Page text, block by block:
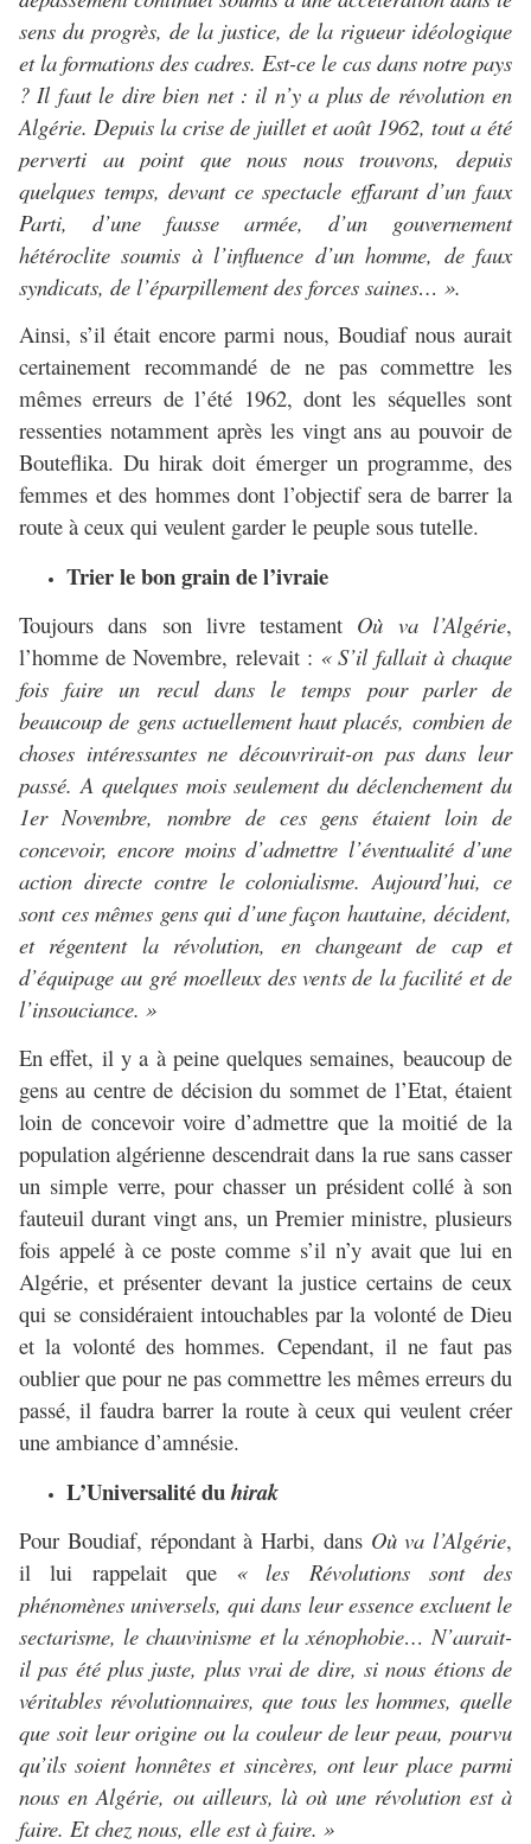
sens du progrès, de la justice, de la rigueur idéologique
et la formations des cadres. Est-ce le cas dans notre pays
? Il faut le dire bien net : il n’y a plus de révolution en
Algérie. Depuis la crise de juillet et août 1962, tout a été
perverti au point que nous nous trouvons, depuis
quelques temps, devant ce spectacle effarant d’un faux
Parti, d’une fausse armée, d’un gouvernement
hétéroclite soumis à l’influence d’un homme, de faux
syndicats, de l’éparpillement des forces saines… ».
Ainsi, s’il était encore parmi nous, Boudiaf nous aurait
certainement recommandé de ne pas commettre les
mêmes erreurs de l’été 1962, dont les séquelles sont
ressenties notamment après les vingt ans au pouvoir de
Bouteflika. Du hirak doit émerger un programme, des
femmes et des hommes dont l’objectif sera de barrer la
route à ceux qui veulent garder le peuple sous tutelle.
Trier le bon grain de l’ivraie
Toujours dans son livre testament Où va l’Algérie,
l’homme de Novembre, relevait : « S’il fallait à chaque
fois faire un recul dans le temps pour parler de
beaucoup de gens actuellement haut placés, combien de
choses intéressantes ne découvrirait-on pas dans leur
passé. A quelques mois seulement du déclenchement du
1er Novembre, nombre de ces gens étaient loin de
concevoir, encore moins d’admettre l’éventualité d’une
action directe contre le colonialisme. Aujourd’hui, ce
sont ces mêmes gens qui d’une façon hautaine, décident,
et régentent la révolution, en changeant de cap et
d’équipage au gré moelleux des vents de la facilité et de
l’insouciance. »
En effet, il y a à peine quelques semaines, beaucoup de
gens au centre de décision du sommet de l’Etat, étaient
loin de concevoir voire d’admettre que la moitié de la
population algérienne descendrait dans la rue sans casser
un simple verre, pour chasser un président collé à son
fauteuil durant vingt ans, un Premier ministre, plusieurs
fois appelé à ce poste comme s’il n’y avait que lui en
Algérie, et présenter devant la justice certains de ceux
qui se considéraient intouchables par la volonté de Dieu
et la volonté des hommes. Cependant, il ne faut pas
oublier que pour ne pas commettre les mêmes erreurs du
passé, il faudra barrer la route à ceux qui veulent créer
une ambiance d’amnésie.
L’Universalité duhirak
Pour Boudiaf, répondant à Harbi, dans Où va l’Algérie,
il lui rappelait que « les Révolutions sont des
phénomènes universels, qui dans leur essence excluent le
sectarisme, le chauvinisme et la xénophobie… N’aurait-
il pas été plus juste, plus vrai de dire, si nous étions de
véritables révolutionnaires, que tous les hommes, quelle
que soit leur origine ou la couleur de leur peau, pourvu
qu’ils soient honnêtes et sincères, ont leur place parmi
nous en Algérie, ou ailleurs, là où une révolution est à
faire. Et chez nous, elle est à faire. »